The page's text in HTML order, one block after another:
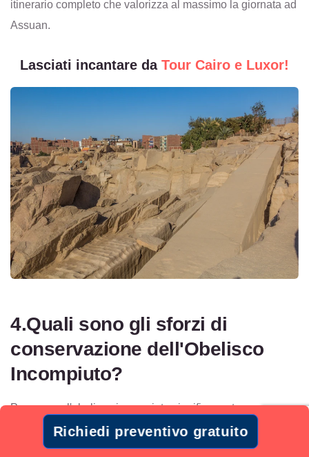
itinerario completo che valorizza al massimo la giornata ad
Assuan.
Lasciati incantare da Tour Cairo e Luxor!
4.Quali sono gli sforzi di
conservazione dell'Obelisco
Incompiuto?
Preservare l'obelisco incompiuto significa proteggere una
testimonianza unica dell'ingegneria faraonica che nessun
altro sito può offrirti.
Richiedi preventivo gratuito